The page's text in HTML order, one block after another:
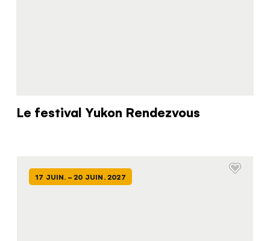
Le festival Yukon Rendezvous
17 JUIN. - 20 JUIN. 2027